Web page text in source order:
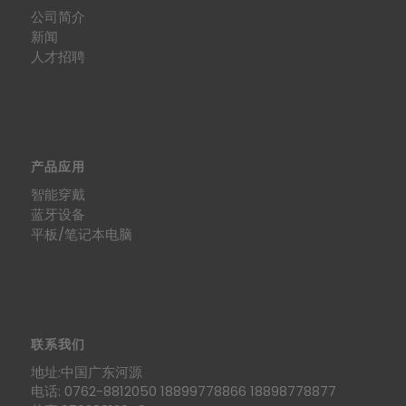
公司简介
新闻
人才招聘
产品应用
智能穿戴
蓝牙设备
平板/笔记本电脑
联系我们
地址:中国广东河源
电话: 0762-8812050 18899778866 18898778877